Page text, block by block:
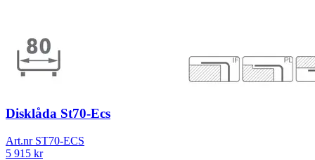
Disklåda St70-Ecs
Art.nr ST70-ECS
5 915 kr